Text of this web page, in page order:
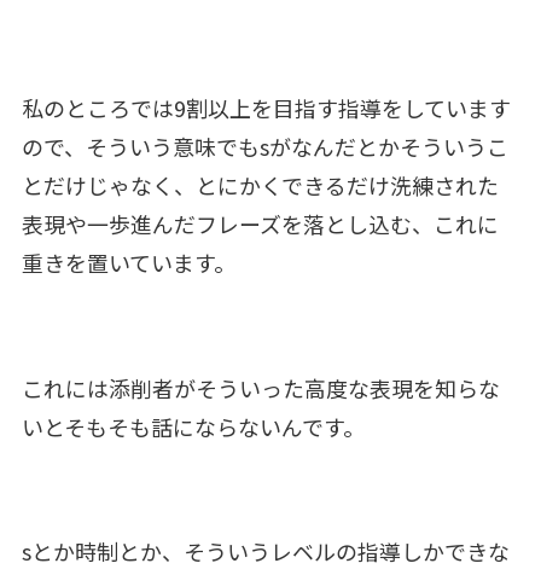
私のところでは9割以上を目指す指導をしています
ので、そういう意味でもsがなんだとかそういうこ
とだけじゃなく、とにかくできるだけ洗練された
表現や一歩進んだフレーズを落とし込む、これに
重きを置いています。
これには添削者がそういった高度な表現を知らな
いとそもそも話にならないんです。
sとか時制とか、そういうレベルの指導しかできな